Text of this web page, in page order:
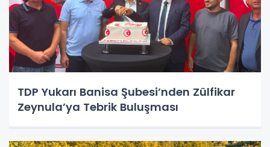
TDP Yukarı Banisa Şubesi’nden Zülfikar
Zeynula’ya Tebrik Buluşması